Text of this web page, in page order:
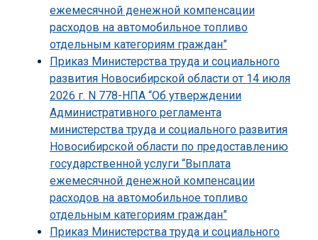
ежемесячной денежной компенсации
расходов на автомобильное топливо
отдельным категориям граждан”
Приказ Министерства труда и социального
развития Новосибирской области от 14 июля
2026 г. N 778-НПА “Об утверждении
Административного регламента
министерства труда и социального развития
Новосибирской области по предоставлению
государственной услуги “Выплата
ежемесячной денежной компенсации
расходов на автомобильное топливо
отдельным категориям граждан”
Приказ Министерства труда и социального